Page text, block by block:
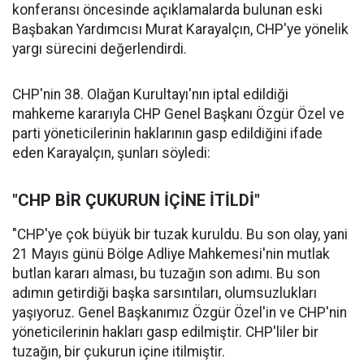
konferansı öncesinde açıklamalarda bulunan eski
Başbakan Yardımcısı Murat Karayalçın, CHP'ye yönelik
yargı sürecini değerlendirdi.
CHP'nin 38. Olağan Kurultayı'nın iptal edildiği
mahkeme kararıyla CHP Genel Başkanı Özgür Özel ve
parti yöneticilerinin haklarının gasp edildiğini ifade
eden Karayalçın, şunları söyledi:
"CHP BİR ÇUKURUN İÇİNE İTİLDİ"
"CHP'ye çok büyük bir tuzak kuruldu. Bu son olay, yani
21 Mayıs günü Bölge Adliye Mahkemesi'nin mutlak
butlan kararı alması, bu tuzağın son adımı. Bu son
adımın getirdiği başka sarsıntıları, olumsuzlukları
yaşıyoruz. Genel Başkanımız Özgür Özel'in ve CHP'nin
yöneticilerinin hakları gasp edilmiştir. CHP'liler bir
tuzağın, bir çukurun içine itilmiştir.